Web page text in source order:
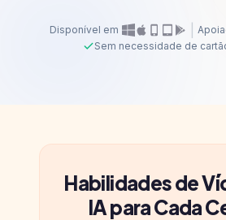
Disponível em
Sem necessidade de
Habilidades de
IA para Cada